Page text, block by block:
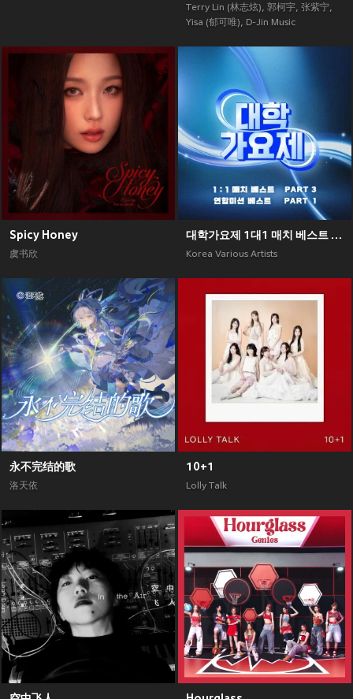
Terry Lin (林志炫), 郭柯宇, 张紫宁,
Yisa (郁可唯), D-Jin Music
Spicy Honey
虞书欣
대학가요제 1대1 매치 베스트 PART3, 연합미션 베스트 PART1
Korea Various Artists
永不完结的歌
洛天依
10+1
Lolly Talk